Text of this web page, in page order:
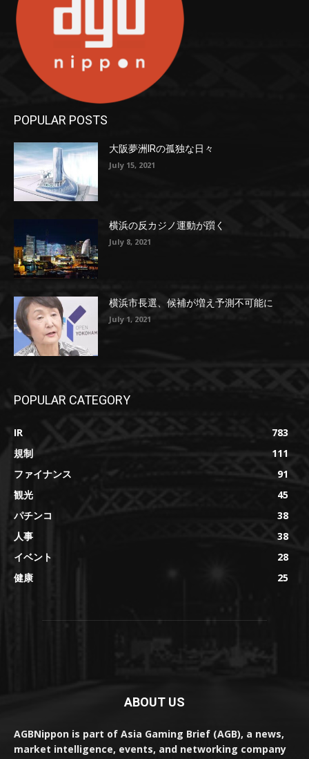
POPULAR POSTS
大阪夢洲IRの孤独な日々
July 15, 2021
横浜の反カジノ運動が躓く
July 8, 2021
横浜市長選、候補が増え予測不可能に
July 1, 2021
POPULAR CATEGORY
IR
783
規制
111
ファイナンス
91
観光
45
パチンコ
38
人事
38
イベント
28
健康
25
ABOUT US
AGBNippon is part of Asia Gaming Brief (AGB), a news,
market intelligence, events, and networking company